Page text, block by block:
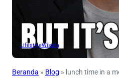
LifestyleWisata
Beranda » Blog » lunch time in a